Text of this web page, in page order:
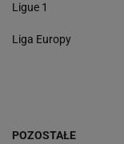
Ligue 1
Liga Europy
POZOSTAŁE